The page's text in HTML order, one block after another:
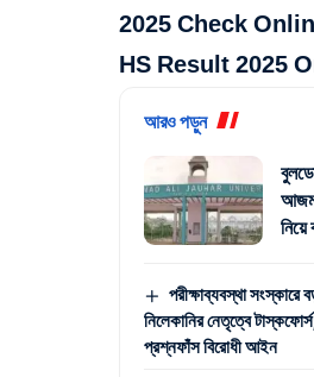
2025 Check
HS Result 2025
আরও পড়ুন
আজম
পরীক্ষাব্যবস্থা সংস্কারে
নিলেকানির নেতৃত্বে
প্রশ্নফাঁস বিরোধী আইন